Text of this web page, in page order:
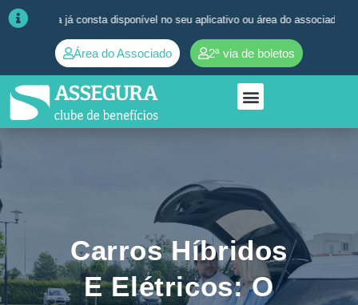
já consta disponível no seu aplicativo ou área do associado. ➜
Área do Associado 2ª via de boletos
Carros Híbridos
E Elétricos: O